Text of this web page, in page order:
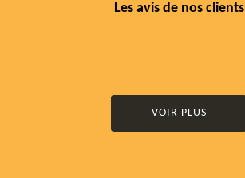
Les avis de nos clients
VOIR PLUS